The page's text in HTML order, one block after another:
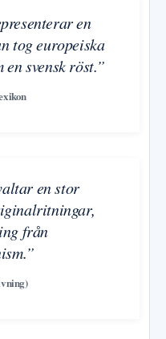
en
tog europeiska
svensk röst.”
en stor
från